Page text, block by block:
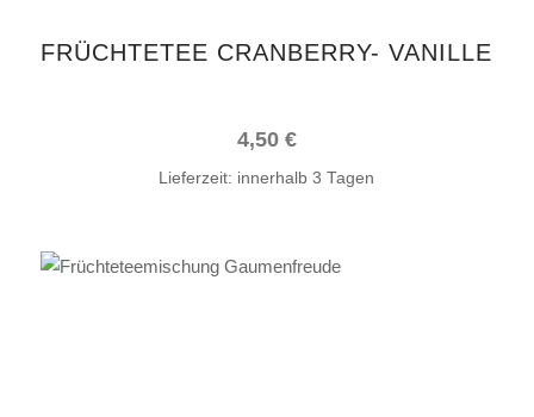
FRÜCHTETEE CRANBERRY- VANILLE
4,50 €
Lieferzeit: innerhalb 3 Tagen